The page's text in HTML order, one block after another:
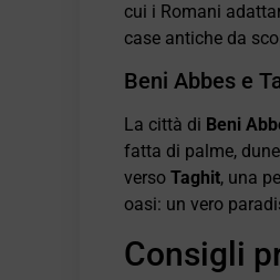
cui i Romani
case antiche da
Beni Abbes e
La città di Beni
fatta di palme,
verso Taghit, una
oasi: un vero
Consigli